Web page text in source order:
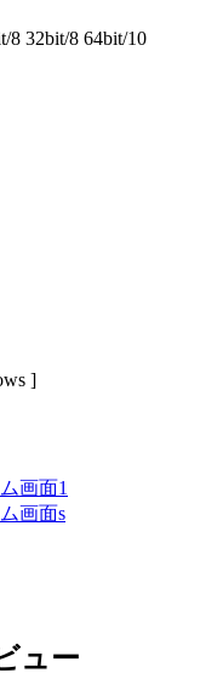
8 32bit/8 64bit/10
]
ュー